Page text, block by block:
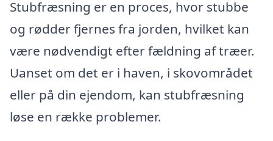
Stubfræsning er en proces, hvor stubbe
og rødder fjernes fra jorden, hvilket kan
være nødvendigt efter fældning af træer.
Uanset om det er i haven, i skovområdet
eller på din ejendom, kan stubfræsning
løse en række problemer.